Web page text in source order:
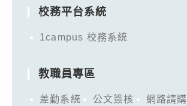
校務平台系統
1campus 校務系統
教職員專區
差勤系統 公文簽核
網路請購